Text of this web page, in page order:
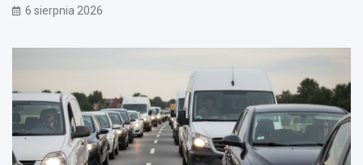
6 sierpnia 2026